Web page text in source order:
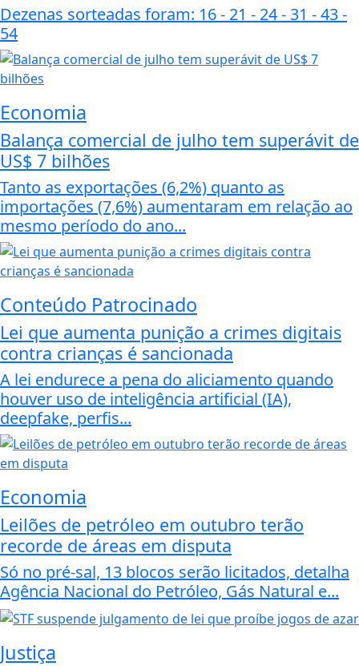
Dezenas sorteadas foram: 16 - 21 - 24 - 31 - 43 -
54
Economia
Balança comercial de julho tem superávit de
US$ 7 bilhões
Tanto as exportações (6,2%) quanto as
importações (7,6%) aumentaram em relação ao
mesmo período do ano...
Conteúdo Patrocinado
Lei que aumenta punição a crimes digitais
contra crianças é sancionada
A lei endurece a pena do aliciamento quando
houver uso de inteligência artificial (IA),
deepfake, perfis...
Economia
Leilões de petróleo em outubro terão
recorde de áreas em disputa
Só no pré-sal, 13 blocos serão licitados, detalha
Agência Nacional do Petróleo, Gás Natural e...
Justiça